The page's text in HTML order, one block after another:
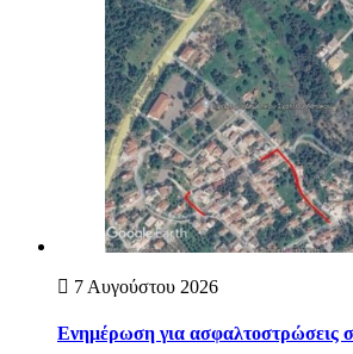
7 Αυγούστου 2026
Ενημέρωση για ασφαλτοστρώσεις